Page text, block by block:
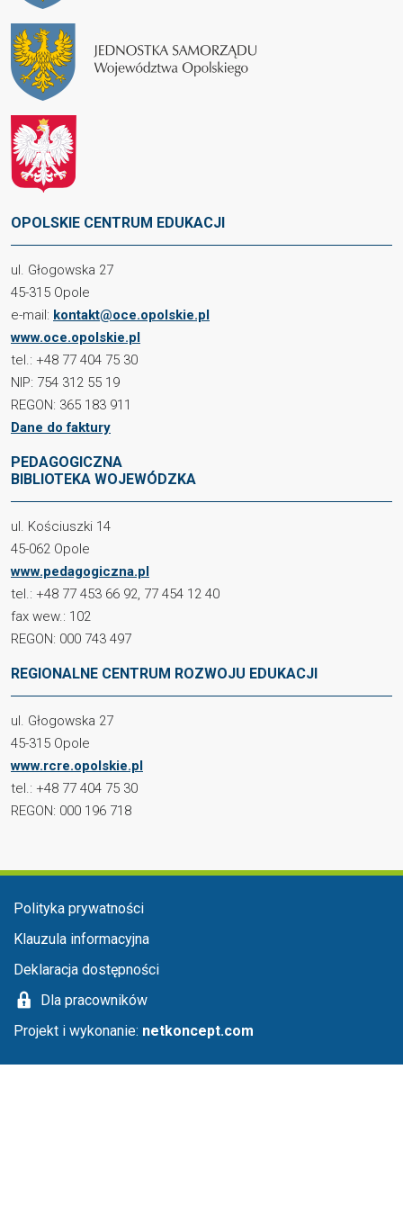
OPOLSKIE CENTRUM EDUKACJI
ul. Głogowska 27
45-315 Opole
e-mail: kontakt@oce.opolskie.pl
www.oce.opolskie.pl
tel.: +48 77 404 75 30
NIP: 754 312 55 19
REGON: 365 183 911
Dane do faktury
PEDAGOGICZNA
BIBLIOTEKA WOJEWÓDZKA
ul. Kościuszki 14
45-062 Opole
www.pedagogiczna.pl
tel.: +48 77 453 66 92, 77 454 12 40
fax wew.: 102
REGON: 000 743 497
REGIONALNE CENTRUM ROZWOJU EDUKACJI
ul. Głogowska 27
45-315 Opole
www.rcre.opolskie.pl
tel.: +48 77 404 75 30
REGON: 000 196 718
Menu w stopce
Polityka prywatności
Klauzula informacyjna
Deklaracja dostępności
Dla pracowników
Projekt i wykonanie: netkoncept.com